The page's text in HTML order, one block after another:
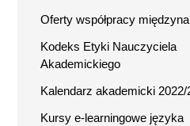
Oferty współpracy
Kodeks Etyki Nauczyciela
Akademickiego
Kalendarz akademicki 2022/
Kursy e-learningowe języka